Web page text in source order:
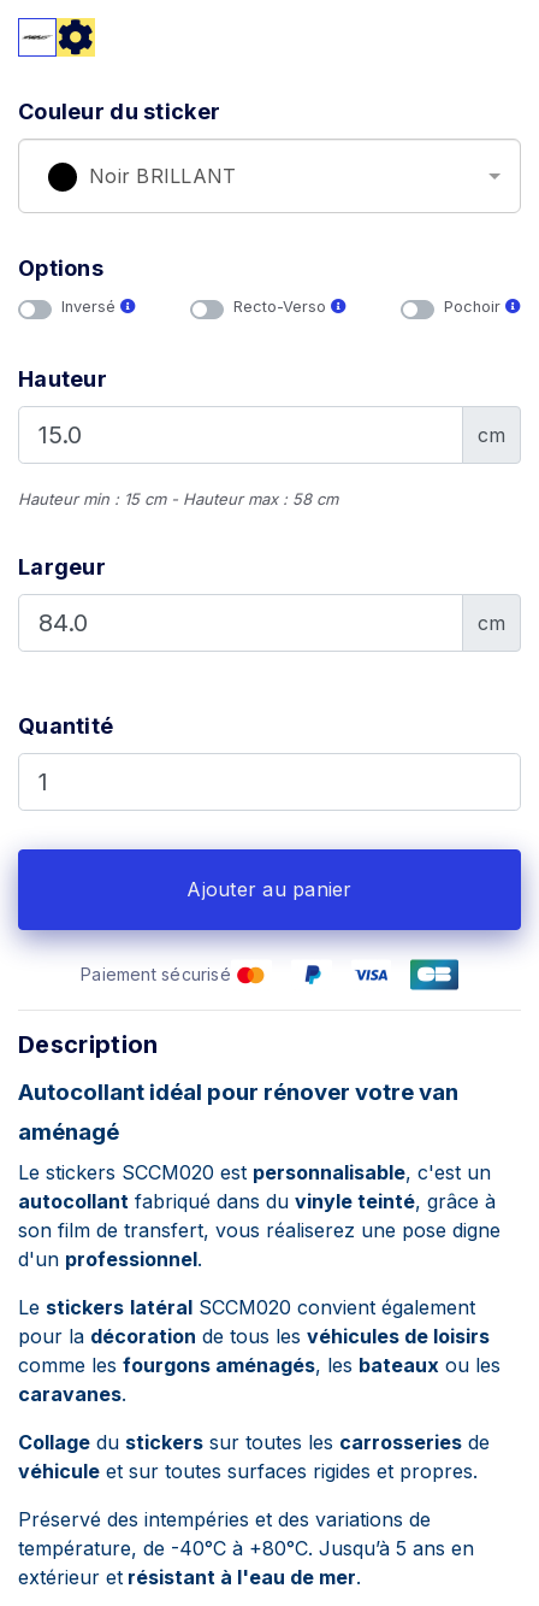
Couleur du sticker
Noir BRILLANT
Options
Inversé Recto-Verso Pochoir
Hauteur
cm
Hauteur min : 15 cm - Hauteur max : 58 cm
Largeur
cm
Quantité
Ajouter au panier
Paiement sécurisé
Description
Autocollant idéal pour rénover votre van
aménagé
Le stickers SCCM020 est personnalisable, c'est un
autocollant fabriqué dans du vinyle teinté, grâce à
son film de transfert, vous réaliserez une pose digne
d'un professionnel.
Le stickers latéral SCCM020 convient également
pour la décoration de tous les véhicules de loisirs
comme les fourgons aménagés, les bateaux ou les
caravanes.
Collage du stickers sur toutes les carrosseries de
véhicule et sur toutes surfaces rigides et propres.
Préservé des intempéries et des variations de
température, de -40°C à +80°C. Jusqu’à 5 ans en
extérieur et résistant à l'eau de mer.